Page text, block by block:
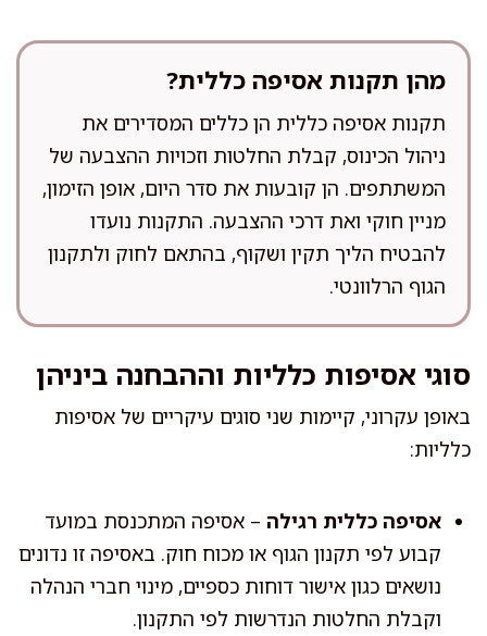
מהן תקנות אסיפה כללית?
תקנות אסיפה כללית הן כללים המסדירים את
ניהול הכינוס, קבלת החלטות וזכויות ההצבעה של
המשתתפים. הן קובעות את סדר היום, אופן הזימון,
מניין חוקי ואת דרכי ההצבעה. התקנות נועדו
להבטיח הליך תקין ושקוף, בהתאם לחוק ולתקנון
הגוף הרלוונטי.
סוגי אסיפות כלליות וההבחנה ביניהן
באופן עקרוני, קיימות שני סוגים עיקריים של אסיפות
כלליות:
אסיפה כללית רגילה – אסיפה המתכנסת במועד
קבוע לפי תקנון הגוף או מכוח חוק. באסיפה זו נדונים
נושאים כגון אישור דוחות כספיים, מינוי חברי הנהלה
וקבלת החלטות הנדרשות לפי התקנון.